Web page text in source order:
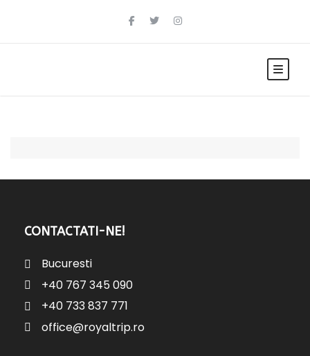
CONTACTATI-NE!
Bucuresti
+40 767 345 090
+40 733 837 771
office@royaltrip.ro